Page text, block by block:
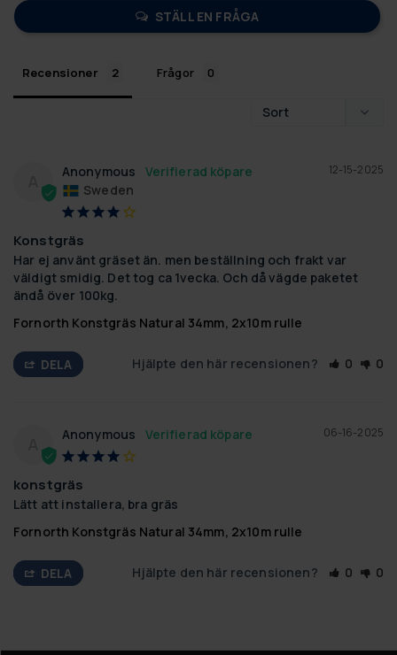
STÄLL EN FRÅGA
Recensioner Frågor
12-15-2025
Anonymous
Sweden
Konstgräs
Har ej använt gräset än. men beställning och frakt var
väldigt smidig. Det tog ca 1vecka. Och då vägde paketet
ändå över 100kg.
Fornorth Konstgräs Natural 34mm, 2x10m rulle
DELA Hjälpte den här recensionen? 0 0
06-16-2025
Anonymous
konstgräs
Lätt att installera, bra gräs
Fornorth Konstgräs Natural 34mm, 2x10m rulle
DELA Hjälpte den här recensionen? 0 0